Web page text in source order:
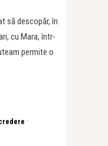
să descopăr, în
cu Mara, într-
permite o
·